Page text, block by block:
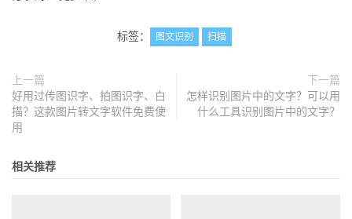
标签： 图文识别 扫描
上一篇
好用过传图识字、拍图识字、白
描？这款图片转文字软件免费使
用
下一篇
怎样识别图片中的文字？可以用
什么工具识别图片中的文字？
相关推荐